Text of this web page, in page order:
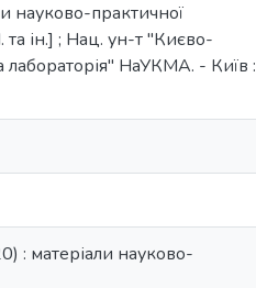
науково-практичної
ін.] ; Нац. ун-т "Києво-
лабораторія" НаУКМА. - Київ :
: матеріали науково-